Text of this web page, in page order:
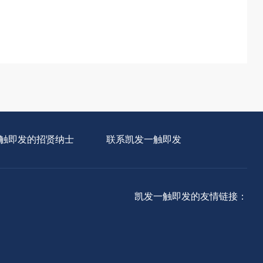
即发的招贤纳士 联系凯发一触即发
凯发一触即发的友情链接：